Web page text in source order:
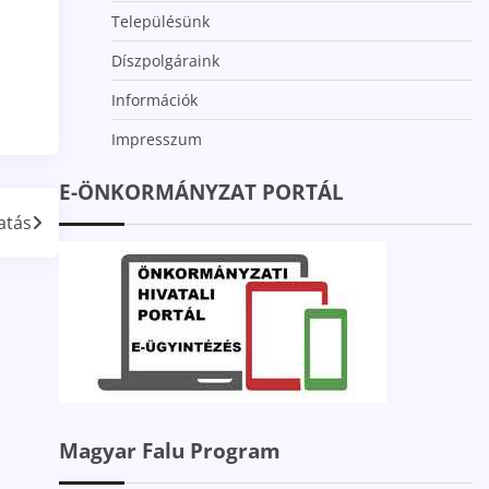
Településünk
Díszpolgáraink
Információk
Impresszum
E-ÖNKORMÁNYZAT PORTÁL
Magyar Falu Program